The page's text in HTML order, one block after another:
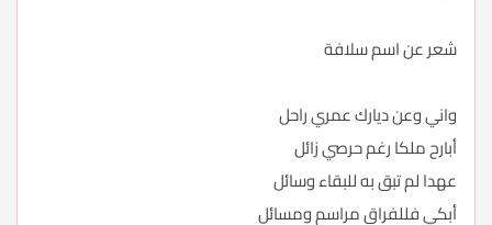
شعر عن اسم سلافة
واني وعن ديارك عمري راحل
أبارح ملكا رغم حرصي زائل
عهدا لم تبق به للبقاء وسائل
أبكي فللفراق مراسم ومسائل